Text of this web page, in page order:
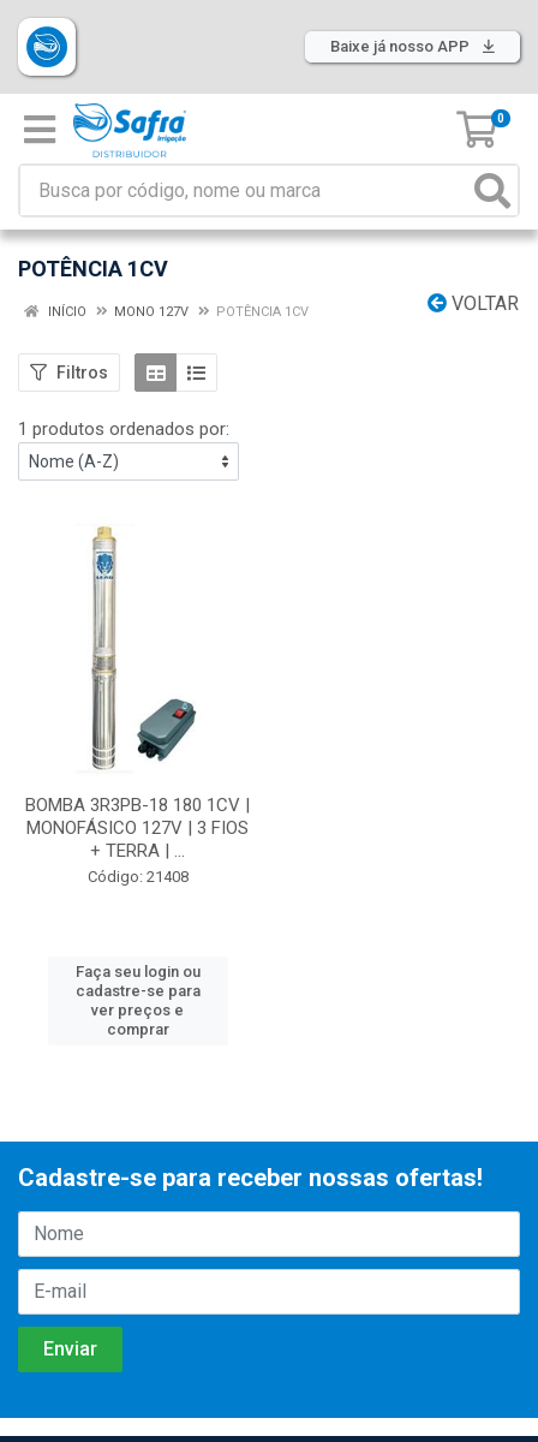
Baixe já nosso APP
0
POTÊNCIA 1CV
VOLTAR
INÍCIO MONO 127V POTÊNCIA 1CV
Filtros
1 produtos ordenados por:
BOMBA 3R3PB-18 180 1CV |
MONOFÁSICO 127V | 3 FIOS
+ TERRA | ...
Código: 21408
Faça seu login ou
cadastre-se para
ver preços e
comprar
Cadastre-se para receber nossas ofertas!